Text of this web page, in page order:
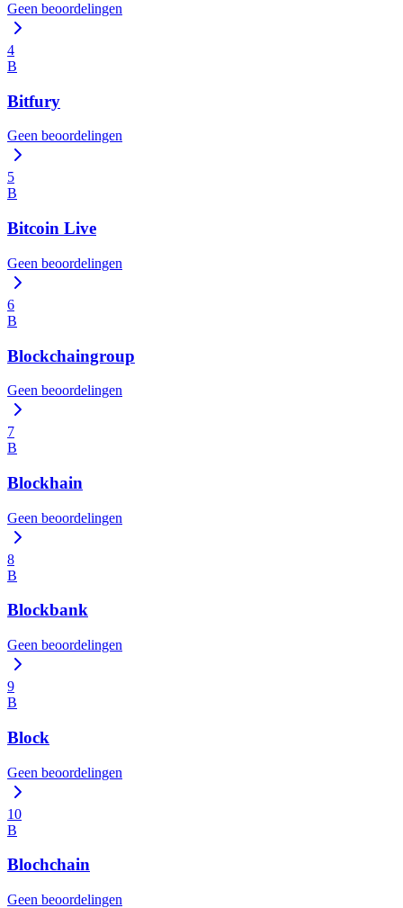
Geen beoordelingen
4
B
Bitfury
Geen beoordelingen
5
B
Bitcoin Live
Geen beoordelingen
6
B
Blockchaingroup
Geen beoordelingen
7
B
Blockhain
Geen beoordelingen
8
B
Blockbank
Geen beoordelingen
9
B
Block
Geen beoordelingen
10
B
Blochchain
Geen beoordelingen